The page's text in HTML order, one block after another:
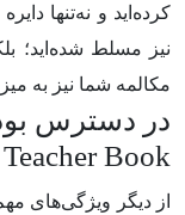
کرده‌اید و نه‌تنها
نیز مسلط شده‌اید؛
مکالمه شما نیز به
Book